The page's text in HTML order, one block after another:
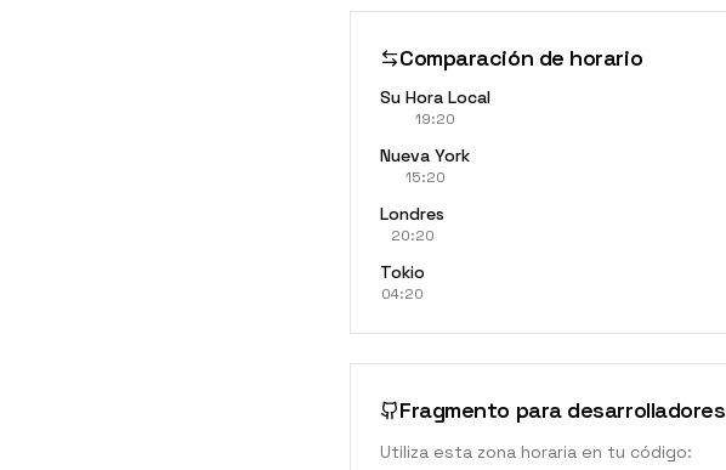
Comparación de horario
Su Hora Local
19:20
Nueva York
15:20
Londres
20:20
Tokio
04:20
Fragmento para desarrolladores
Utiliza esta zona horaria en tu código: